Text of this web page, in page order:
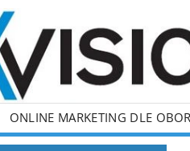
ONLINE MARKETING DLE